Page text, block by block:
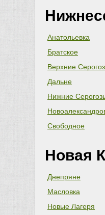
Анатольевка
Братское
Верхние
Дальне
Нижние
Свободное
Новая
Днепряне
Масловка
Новые Лагеря